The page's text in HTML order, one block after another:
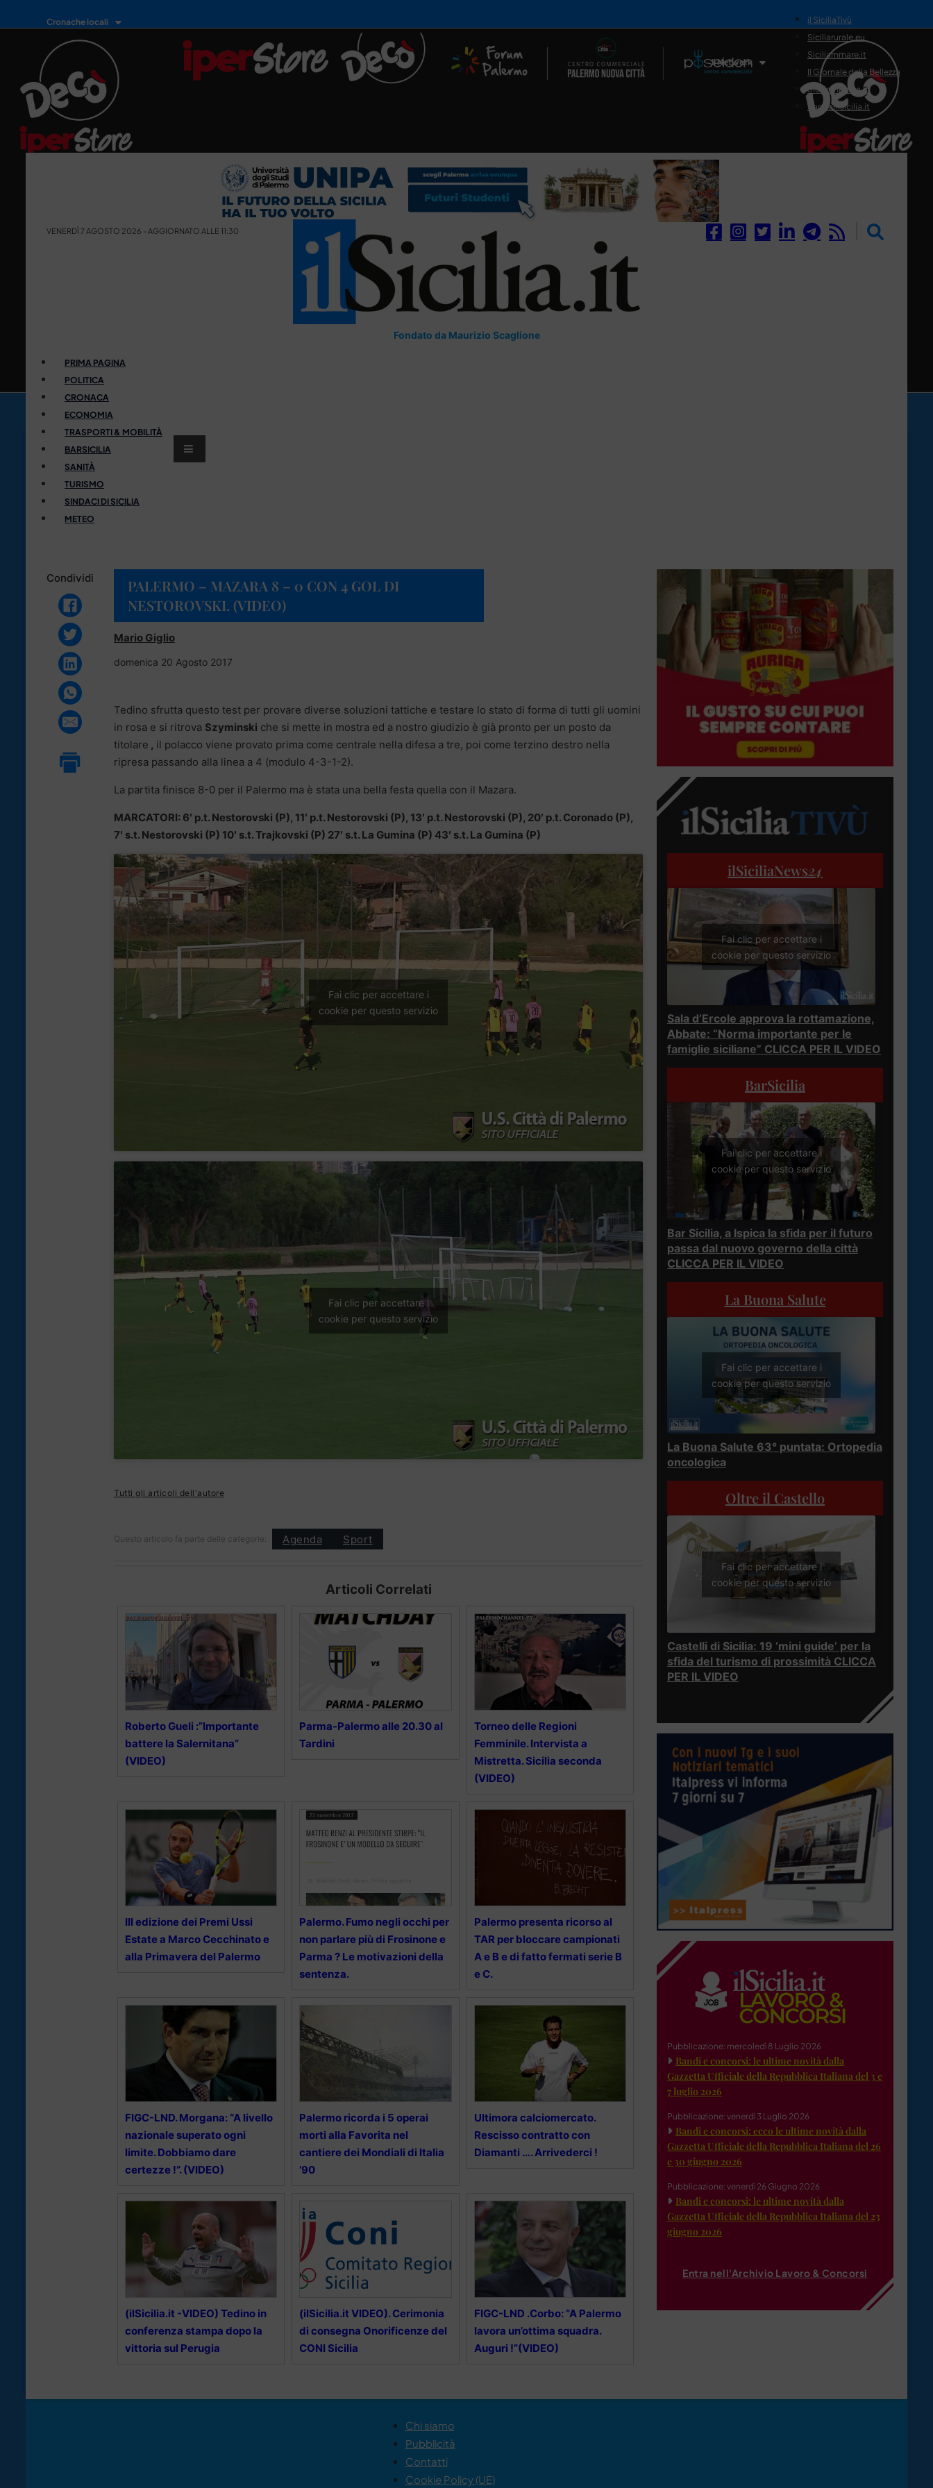
Cronache locali
Il Network
il SiciliaTivù
Siciliarurale.eu
Siciliammare.it
Il Giornale della Bellezza
Siciliamedica.it
Sanitainsicilia.it
VENERDÌ 7 AGOSTO 2026 - AGGIORNATO ALLE 11:30
Fondato da Maurizio Scaglione
PRIMA PAGINA
POLITICA
CRONACA
ECONOMIA
TRASPORTI & MOBILITÀ
BARSICILIA
SANITÀ
TURISMO
SINDACI DI SICILIA
METEO
Condividi
PALERMO – MAZARA 8 – 0 CON 4 GOL DI
NESTOROVSKI. (VIDEO)
Mario Giglio
domenica 20 Agosto 2017
Tedino sfrutta questo test per provare diverse soluzioni tattiche e testare lo stato di forma di tutti gli uomini
in rosa e si ritrova Szyminski che si mette in mostra ed a nostro giudizio è già pronto per un posto da
titolare , il polacco viene provato prima come centrale nella difesa a tre, poi come terzino destro nella
ripresa passando alla linea a 4 (modulo 4-3-1-2).
La partita finisce 8-0 per il Palermo ma è stata una bella festa quella con il Mazara.
MARCATORI: 6′ p.t. Nestorovski (P), 11′ p.t. Nestorovski (P), 13′ p.t. Nestorovski (P), 20′ p.t. Coronado (P),
7′ s.t. Nestorovski (P) 10′ s.t. Trajkovski (P) 27′ s.t. La Gumina (P) 43′ s.t. La Gumina (P)
Fai clic per accettare i
cookie per questo servizio
Fai clic per accettare i
cookie per questo servizio
Tutti gli articoli dell'autore
Questo articolo fa parte delle categorie: Agenda Sport
Articoli Correlati
Roberto Gueli :”Importante
battere la Salernitana”
(VIDEO)
Parma-Palermo alle 20.30 al
Tardini
Torneo delle Regioni
Femminile. Intervista a
Mistretta. Sicilia seconda
(VIDEO)
III edizione dei Premi Ussi
Estate a Marco Cecchinato e
alla Primavera del Palermo
Palermo. Fumo negli occhi per
non parlare più di Frosinone e
Parma ? Le motivazioni della
sentenza.
Palermo presenta ricorso al
TAR per bloccare campionati
A e B e di fatto fermati serie B
e C.
FIGC-LND. Morgana: “A livello
nazionale superato ogni
limite. Dobbiamo dare
certezze !”. (VIDEO)
Palermo ricorda i 5 operai
morti alla Favorita nel
cantiere dei Mondiali di Italia
’90
Ultimora calciomercato.
Rescisso contratto con
Diamanti …. Arrivederci !
(ilSicilia.it -VIDEO) Tedino in
conferenza stampa dopo la
vittoria sul Perugia
(ilSicilia.it VIDEO). Cerimonia
di consegna Onorificenze del
CONI Sicilia
FIGC-LND .Corbo: “A Palermo
lavora un’ottima squadra.
Auguri !”(VIDEO)
ilSiciliaNews24
Fai clic per accettare i
cookie per questo servizio
Sala d’Ercole approva la rottamazione,
Abbate: “Norma importante per le
famiglie siciliane” CLICCA PER IL VIDEO
BarSicilia
Fai clic per accettare i
cookie per questo servizio
Bar Sicilia, a Ispica la sfida per il futuro
passa dal nuovo governo della città
CLICCA PER IL VIDEO
La Buona Salute
Fai clic per accettare i
cookie per questo servizio
La Buona Salute 63° puntata: Ortopedia
oncologica
Oltre il Castello
Fai clic per accettare i
cookie per questo servizio
Castelli di Sicilia: 19 ‘mini guide’ per la
sfida del turismo di prossimità CLICCA
PER IL VIDEO
Pubblicazione: mercoledì 8 Luglio 2026
Bandi e concorsi: le ultime novità dalla
Gazzetta Ufficiale della Repubblica Italiana del 3 e
7 luglio 2026
Pubblicazione: venerdì 3 Luglio 2026
Bandi e concorsi: ecco le ultime novità dalla
Gazzetta Ufficiale della Repubblica Italiana del 26
e 30 giugno 2026
Pubblicazione: venerdì 26 Giugno 2026
Bandi e concorsi: le ultime novità dalla
Gazzetta Ufficiale della Repubblica Italiana del 23
giugno 2026
Entra nell'Archivio Lavoro & Concorsi
Chi siamo
Pubblicità
Contatti
Cookie Policy (UE)